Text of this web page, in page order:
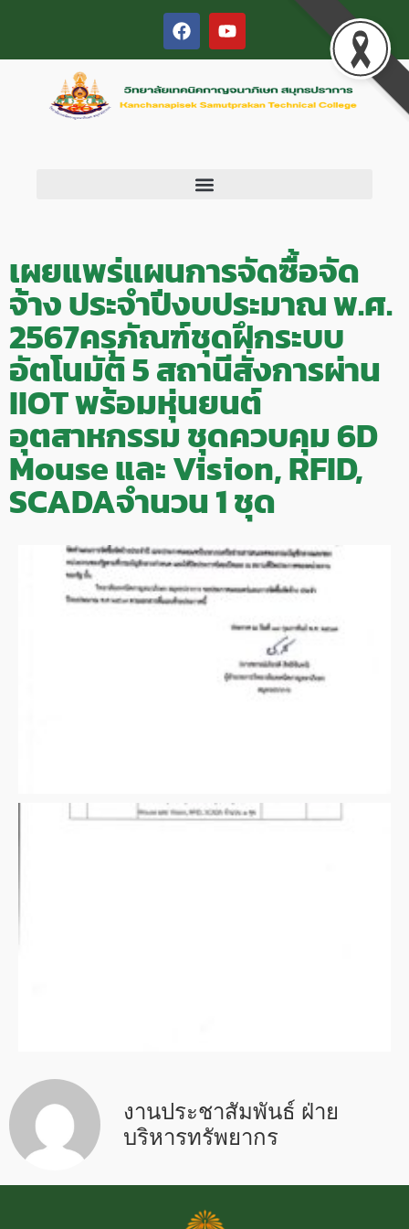
เผยแพร่แผนการจัดซื้อจัด
จ้าง ประจำปีงบประมาณ พ.ศ.
2567ครุภัณฑ์ชุดฝึกระบบ
อัตโนมัติ 5 สถานีสั่งการผ่าน
IIOT พร้อมหุ่นยนต์
อุตสาหกรรม ชุดควบคุม 6D
Mouse และ Vision, RFID,
SCADAจำนวน 1 ชุด
งานประชาสัมพันธ์ ฝ่าย
บริหารทรัพยากร